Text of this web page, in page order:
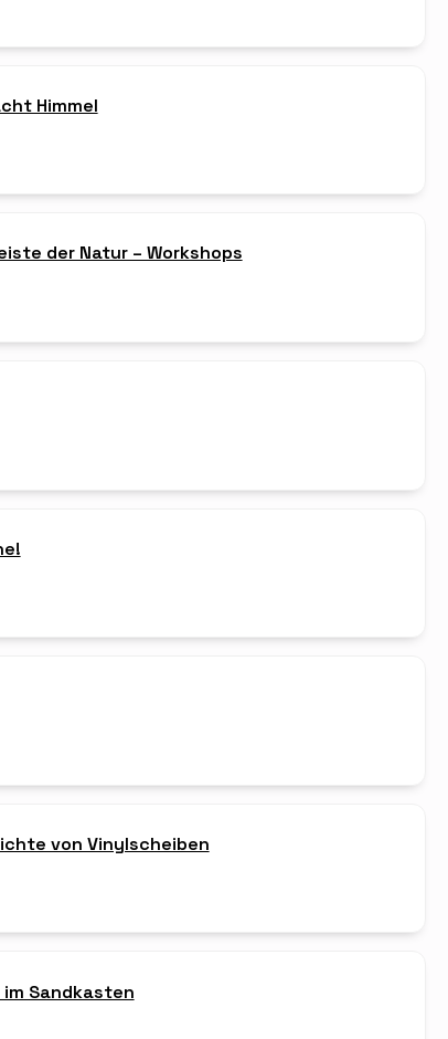
Himmel
der Natur – Workshops
von Vinylscheiben
Sandkasten